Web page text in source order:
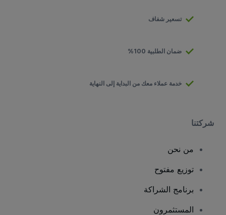
تسعير شفاف
ضمان الطلبية 100%
خدمة عملاء معك من البداية إلى النهاية
شركتنا
من نحن
توزيع مفتوح
برنامج الشراكة
المستثمرون